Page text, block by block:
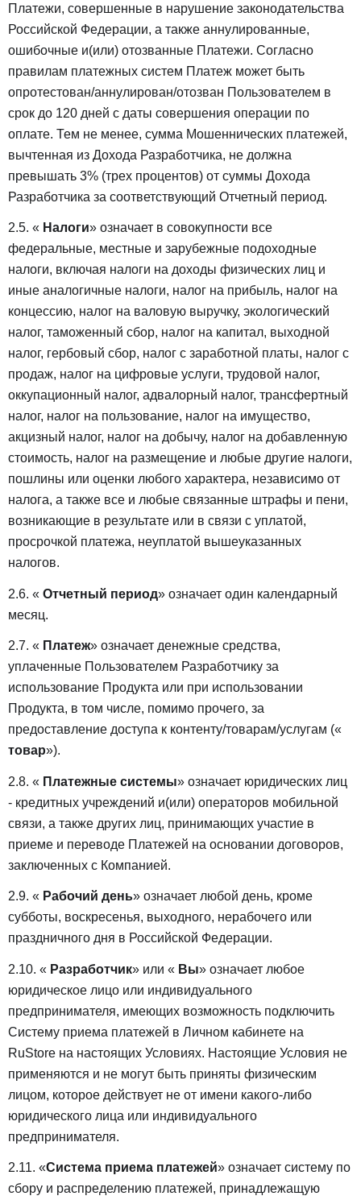
Платежи, совершенные в нарушение законодательства
Российской Федерации, а также аннулированные,
ошибочные и(или) отозванные Платежи. Согласно
правилам платежных систем Платеж может быть
опротестован/аннулирован/отозван Пользователем в
срок до 120 дней с даты совершения операции по
оплате. Тем не менее, сумма Мошеннических платежей,
вычтенная из Дохода Разработчика, не должна
превышать 3% (трех процентов) от суммы Дохода
Разработчика за соответствующий Отчетный период.
2.5. « Налоги» означает в совокупности все
федеральные, местные и зарубежные подоходные
налоги, включая налоги на доходы физических лиц и
иные аналогичные налоги, налог на прибыль, налог на
концессию, налог на валовую выручку, экологический
налог, таможенный сбор, налог на капитал, выходной
налог, гербовый сбор, налог с заработной платы, налог с
продаж, налог на цифровые услуги, трудовой налог,
оккупационный налог, адвалорный налог, трансфертный
налог, налог на пользование, налог на имущество,
акцизный налог, налог на добычу, налог на добавленную
стоимость, налог на размещение и любые другие налоги,
пошлины или оценки любого характера, независимо от
налога, а также все и любые связанные штрафы и пени,
возникающие в результате или в связи с уплатой,
просрочкой платежа, неуплатой вышеуказанных
налогов.
2.6. « Отчетный период» означает один календарный
месяц.
2.7. « Платеж» означает денежные средства,
уплаченные Пользователем Разработчику за
использование Продукта или при использовании
Продукта, в том числе, помимо прочего, за
предоставление доступа к контенту/товарам/услугам («
товар»).
2.8. « Платежные системы» означает юридических лиц
- кредитных учреждений и(или) операторов мобильной
связи, а также других лиц, принимающих участие в
приеме и переводе Платежей на основании договоров,
заключенных с Компанией.
2.9. « Рабочий день» означает любой день, кроме
субботы, воскресенья, выходного, нерабочего или
праздничного дня в Российской Федерации.
2.10. « Разработчик» или « Вы» означает любое
юридическое лицо или индивидуального
предпринимателя, имеющих возможность подключить
Систему приема платежей в Личном кабинете на
RuStore на настоящих Условиях. Настоящие Условия не
применяются и не могут быть приняты физическим
лицом, которое действует не от имени какого-либо
юридического лица или индивидуального
предпринимателя.
2.11. «Система приема платежей» означает систему по
сбору и распределению платежей, принадлежащую